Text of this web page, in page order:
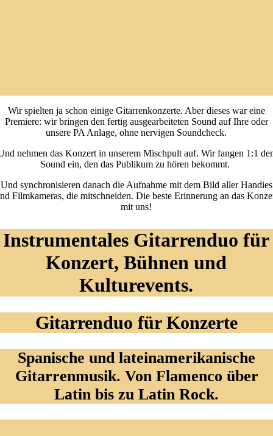
Wir spielten ja schon einige Gitarrenkonzerte. Aber dieses war eine
Premiere: wir bringen den fertig ausgearbeiteten Sound auf Ihre oder
unsere PA Anlage, ohne nervigen Soundcheck.
nehmen das Konzert in unserem Mischpult auf. Wir fangen 1:1
Sound ein, den das Publikum zu hören bekommt.
Und synchronisieren danach die Aufnahme mit dem Bild aller Handies
Filmkameras, die mitschneiden. Die beste Erinnerung an das
mit uns!
Instrumentales Gitarrenduo für
Konzert, Bühnen und
Kulturevents.
Gitarrenduo für Konzerte
Spanische und lateinamerikanische
Gitarrenmusik. Von Flamenco über
Latin bis zu Latin Rock.